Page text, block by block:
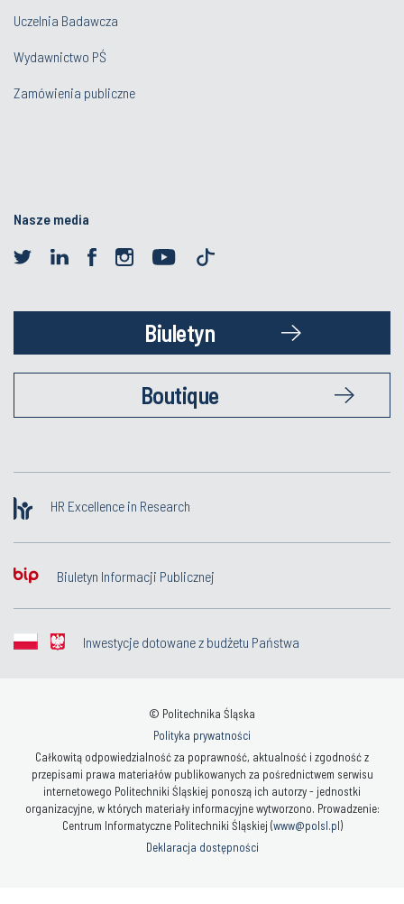
Uczelnia Badawcza
Wydawnictwo PŚ
Zamówienia publiczne
Nasze media
Biuletyn
Boutique
HR Excellence in Research
Biuletyn Informacji Publicznej
Inwestycje dotowane z budżetu Państwa
© Politechnika Śląska
Polityka prywatności
Całkowitą odpowiedzialność za poprawność, aktualność i zgodność z
przepisami prawa materiałów publikowanych za pośrednictwem serwisu
internetowego Politechniki Śląskiej ponoszą ich autorzy - jednostki
organizacyjne, w których materiały informacyjne wytworzono. Prowadzenie:
Centrum Informatyczne Politechniki Śląskiej (www@polsl.pl)
Deklaracja dostępności